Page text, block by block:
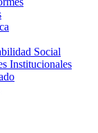
Social
Institucionales